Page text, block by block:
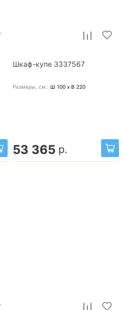
Шкаф-купе 3337567
Размеры, cм.: Ш 100 x В 220
53 365 р.